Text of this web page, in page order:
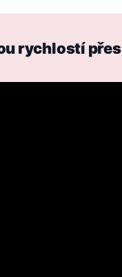
rychlostí přes